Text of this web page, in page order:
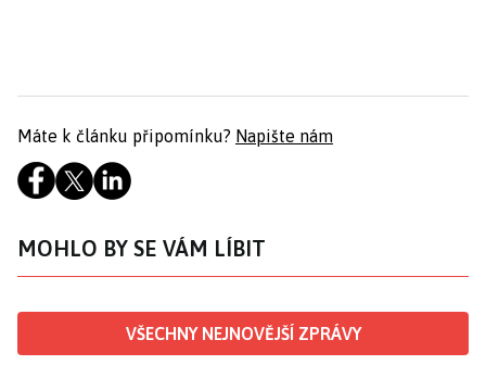
Máte k článku připomínku? Napište nám
MOHLO BY SE VÁM LÍBIT
VŠECHNY NEJNOVĚJŠÍ ZPRÁVY